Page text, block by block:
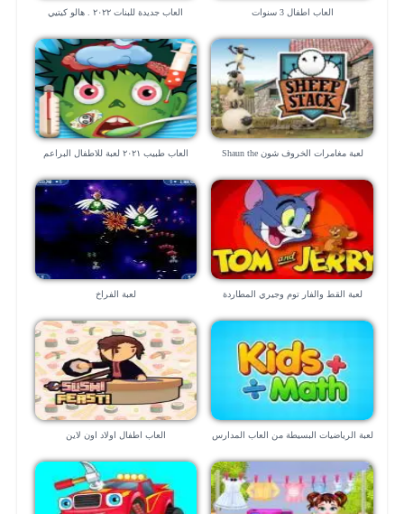
العاب اطفال 3 سنوات العاب جديدة للبنات ٢٠٢٢ . هالو كيتيي
لعبة مغامرات الخروف شون Shaun the
العاب طبيب ٢٠٢١ لعبة للاطفال البراعم
لعبة القط والفار توم وجيري المطاردة
لعبة الفراخ
لعبة الرياضيات البسيطة من العاب المدارس
العاب اطفال اولاد اون لاين